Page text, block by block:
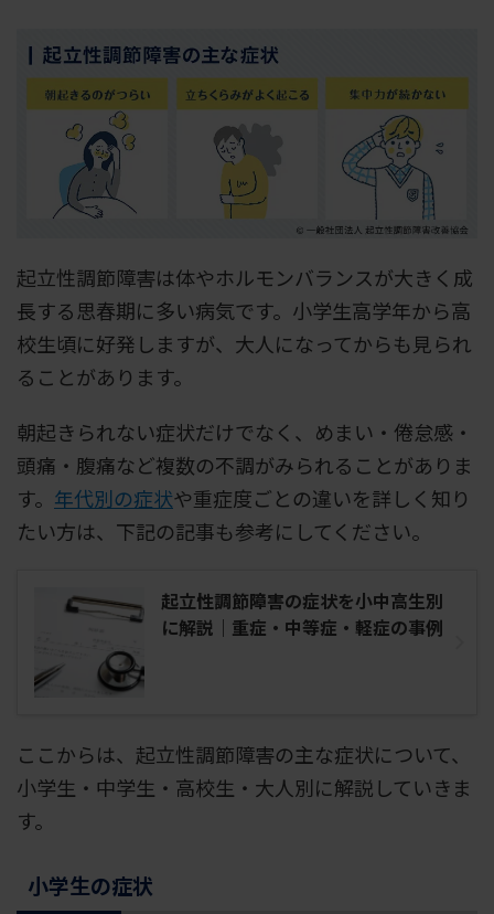
起立性調節障害は体やホルモンバランスが大きく成
長する思春期に多い病気です。小学生高学年から高
校生頃に好発しますが、大人になってからも見られ
ることがあります。
朝起きられない症状だけでなく、めまい・倦怠感・
頭痛・腹痛など複数の不調がみられることがありま
す。 年代別の症状や重症度ごとの違いを詳しく知り
たい方は、下記の記事も参考にしてください。
起立性調節障害の症状を小中高生別
に解説｜重症・中等症・軽症の事例
ここからは、起立性調節障害の主な症状について、
小学生・中学生・高校生・大人別に解説していきま
す。
小学生の症状